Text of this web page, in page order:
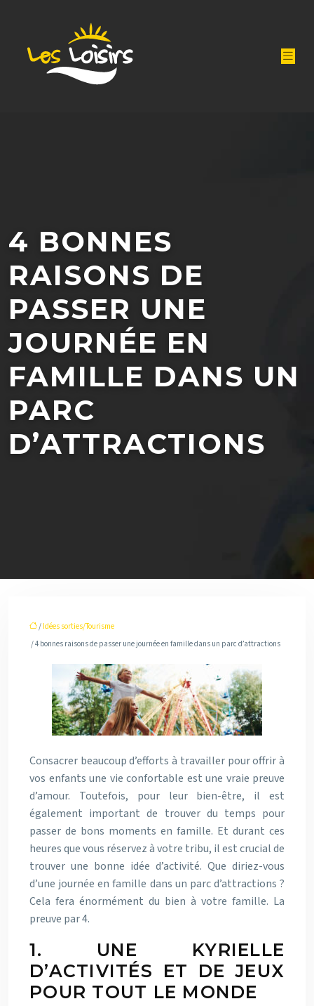
4 BONNES
RAISONS DE
PASSER UNE
JOURNÉE EN
FAMILLE DANS UN
PARC
D’ATTRACTIONS
/ Idées sorties/Tourisme
/ 4 bonnes raisons de passer une journée en famille dans un parc d’attractions
Consacrer beaucoup d’efforts à travailler pour offrir à
vos enfants une vie confortable est une vraie preuve
d’amour. Toutefois, pour leur bien-être, il est
également important de trouver du temps pour
passer de bons moments en famille. Et durant ces
heures que vous réservez à votre tribu, il est crucial de
trouver une bonne idée d’activité. Que diriez-vous
d’une journée en famille dans un parc d’attractions ?
Cela fera énormément du bien à votre famille. La
preuve par 4.
1. UNE KYRIELLE
D’ACTIVITÉS ET DE JEUX
POUR TOUT LE MONDE